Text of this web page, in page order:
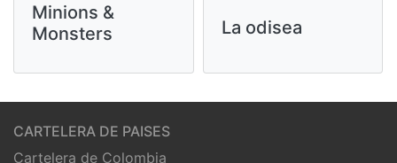
Minions &
Monsters
La odisea
CARTELERA DE PAISES
Cartelera de Colombia